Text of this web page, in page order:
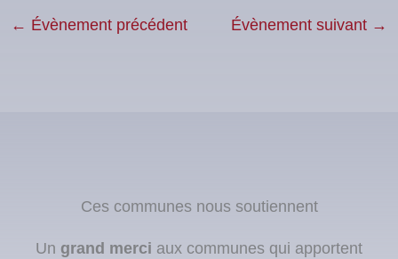
← Évènement précédent Évènement suivant →
Ces communes nous soutiennent
Un grand merci aux communes qui apportent